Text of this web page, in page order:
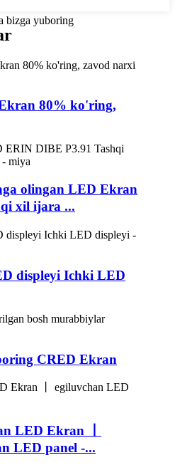
bizga yuboring
80% ko'ring,
olingan LED Ekran
xil ijara ...
displeyi Ichki LED
CRED Ekran
LED Ekran 丨
LED panel -...